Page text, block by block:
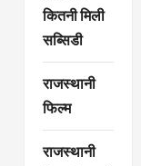
कितनी मिली
सब्सिडी
राजस्थानी
फिल्म
राजस्थानी